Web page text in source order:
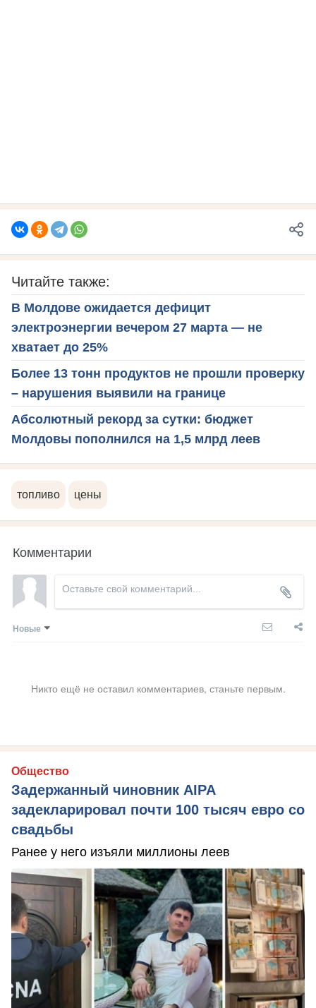
Читайте также:
В Молдове ожидается дефицит
электроэнергии вечером 27 марта — не
хватает до 25%
Более 13 тонн продуктов не прошли проверку
– нарушения выявили на границе
Абсолютный рекорд за сутки: бюджет
Молдовы пополнился на 1,5 млрд леев
топливо цены
Комментарии
Новые
Никто ещё не оставил комментариев, станьте первым.
Общество
Задержанный чиновник AIPA
задекларировал почти 100 тысяч евро со
свадьбы
Ранее у него изъяли миллионы леев